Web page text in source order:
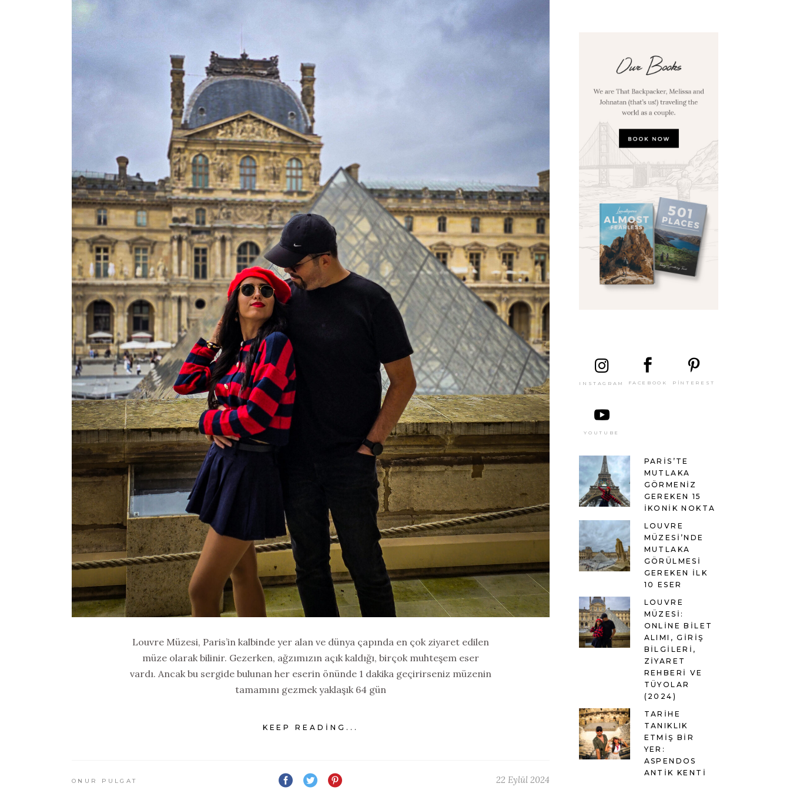
Louvre Müzesi, Paris’in kalbinde yer alan ve dünya çapında en çok ziyaret edilen
müze olarak bilinir. Gezerken, ağzımızın açık kaldığı, birçok muhteşem eser
vardı. Ancak bu sergide bulunan her eserin önünde 1 dakika geçirirseniz müzenin
tamamını gezmek yaklaşık 64 gün
KEEP READING...
ONUR PULGAT 22 Eylül 2024
INSTAGRAM FACEBOOK PINTEREST
YOUTUBE
PARIS’TE
MUTLAKA
GÖRMENIZ
GEREKEN 15
İKONIK NOKTA
LOUVRE
MÜZESI’NDE
MUTLAKA
GÖRÜLMESI
GEREKEN İLK
10 ESER
LOUVRE
MÜZESI:
ONLINE BILET
ALIMI, GIRIŞ
BILGILERI,
ZIYARET
REHBERI VE
TÜYOLAR
(2024)
TARIHE
TANIKLIK
ETMIŞ BIR
YER:
ASPENDOS
ANTIK KENTI